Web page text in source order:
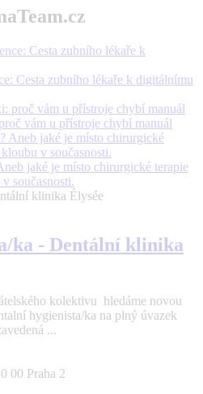
Cesta zubního lékaře k digitálnímu
vám u přístroje chybí manuál
jaké je místo chirurgické terapie
současnosti.
ka - Dentální klinika
kolektivu hledáme novou
hygienista/ka na plný úvazek
...
00 Praha 2